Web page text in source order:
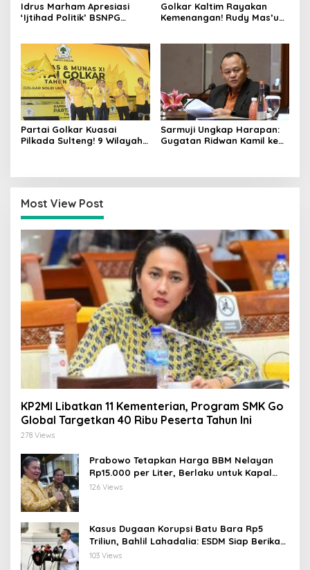
Idrus Marham Apresiasi
‘Ijtihad Politik’ BSNPG
Utama di Pemilu!
Golkar Kaltim Rayakan
Kemenangan! Rudy Mas’ud-
Partai Golkar Kuasai
Pilkada Sulteng! 9 Wilayah
Sarmuji Ungkap Harapan:
Gugatan Ridwan Kamil ke
Most View Post
KP2MI Libatkan 11 Kementerian, Program SMK Go
Global Targetkan 40 Ribu Peserta Tahun Ini
278 Views
Prabowo Tetapkan Harga BBM Nelayan
Rp15.000 per Liter, Berlaku untuk Kapal
30-200 GT
126 Views
Kasus Dugaan Korupsi Batu Bara Rp5
Triliun, Bahlil Lahadalia: ESDM Siap Berikan
Data
103 Views